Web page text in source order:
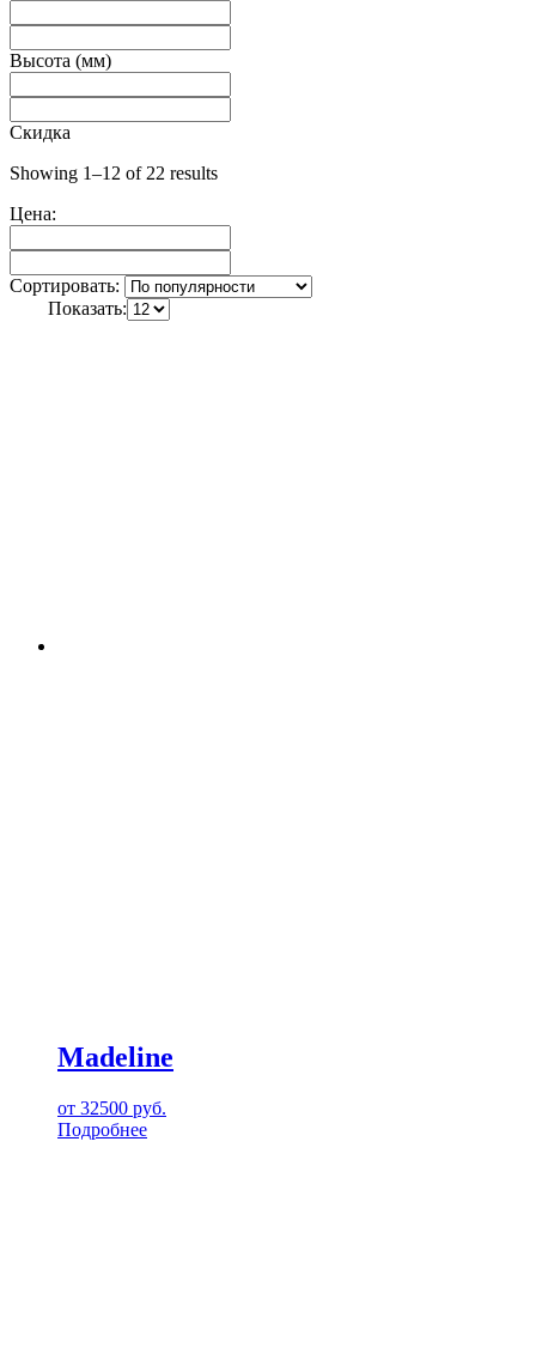
Высота (мм)
Скидка
Showing 1–12 of 22 results
Цена:
Сортировать:
Показать:
Madeline
от 32500 руб.
Подробнее